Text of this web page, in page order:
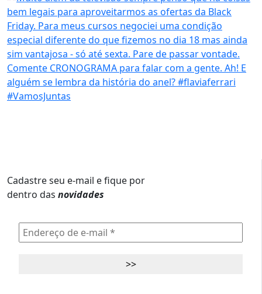
Cadastre seu e-mail e fique por
dentro das novidades